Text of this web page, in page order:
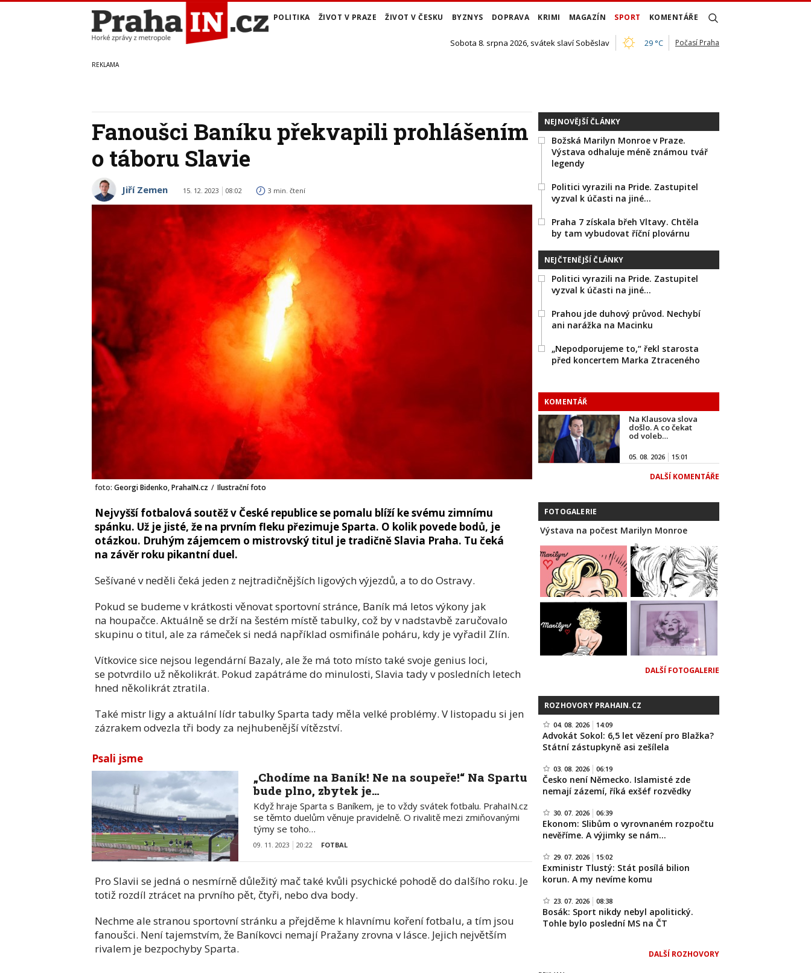
POLITIKA ŽIVOT V PRAZE ŽIVOT V ČESKU BYZNYS DOPRAVA KRIMI MAGAZÍN SPORT KOMENTÁŘE
Sobota 8. srpna 2026, svátek slaví Soběslav 29 °C Počasí Praha
Fanoušci Baníku překvapili prohlášením
o táboru Slavie
Jiří Zemen 15. 12. 2023 08:02 3 min. čtení
foto: Georgi Bidenko, PrahaIN.cz / Ilustrační foto
Nejvyšší fotbalová soutěž v České republice se pomalu blíží ke svému zimnímu
spánku. Už je jisté, že na prvním fleku přezimuje Sparta. O kolik povede bodů, je
otázkou. Druhým zájemcem o mistrovský titul je tradičně Slavia Praha. Tu čeká
na závěr roku pikantní duel.
Sešívané v neděli čeká jeden z nejtradičnějších ligových výjezdů, a to do Ostravy.
Pokud se budeme v krátkosti věnovat sportovní stránce, Baník má letos výkony jak
na houpačce. Aktuálně se drží na šestém místě tabulky, což by v nadstavbě zaručovalo
skupinu o titul, ale za rámeček si nedá například osmifinále poháru, kdy je vyřadil Zlín.
Vítkovice sice nejsou legendární Bazaly, ale že má toto místo také svoje genius loci,
se potvrdilo už několikrát. Pokud zapátráme do minulosti, Slavia tady v posledních letech
hned několikrát ztratila.
Také mistr ligy a aktuální lídr tabulky Sparta tady měla velké problémy. V listopadu si jen
zázrakem odvezla tři body za nejhubenější vítězství.
Psali jsme
„Chodíme na Baník! Ne na soupeře!“ Na Spartu
bude plno, zbytek je…
Když hraje Sparta s Baníkem, je to vždy svátek fotbalu. PrahaIN.cz
se těmto duelům věnuje pravidelně. O rivalitě mezi zmiňovanými
týmy se toho…
09. 11. 2023 20:22 FOTBAL
Pro Slavii se jedná o nesmírně důležitý mač také kvůli psychické pohodě do dalšího roku. Je
totiž rozdíl ztrácet na prvního pět, čtyři, nebo dva body.
Nechme ale stranou sportovní stránku a přejděme k hlavnímu koření fotbalu, a tím jsou
fanoušci. Není tajemstvím, že Baníkovci nemají Pražany zrovna v lásce. Jejich největším
rivalem je bezpochyby Sparta.
NEJNOVĚJŠÍ ČLÁNKY
Božská Marilyn Monroe v Praze.
Výstava odhaluje méně známou tvář
legendy
Politici vyrazili na Pride. Zastupitel
vyzval k účasti na jiné…
Praha 7 získala břeh Vltavy. Chtěla
by tam vybudovat říční plovárnu
NEJČTENĚJŠÍ ČLÁNKY
Politici vyrazili na Pride. Zastupitel
vyzval k účasti na jiné…
Prahou jde duhový průvod. Nechybí
ani narážka na Macinku
„Nepodporujeme to,“ řekl starosta
před koncertem Marka Ztraceného
KOMENTÁŘ
Na Klausova slova
došlo. A co čekat
od voleb…
05. 08. 2026 15:01
DALŠÍ KOMENTÁŘE
FOTOGALERIE
Výstava na počest Marilyn Monroe
DALŠÍ FOTOGALERIE
ROZHOVORY PRAHAIN.CZ
04. 08. 2026 14:09
Advokát Sokol: 6,5 let vězení pro Blažka?
Státní zástupkyně asi zešílela
03. 08. 2026 06:19
Česko není Německo. Islamisté zde
nemají zázemí, říká exšéf rozvědky
30. 07. 2026 06:39
Ekonom: Slibům o vyrovnaném rozpočtu
nevěříme. A výjimky se nám…
29. 07. 2026 15:02
Exministr Tlustý: Stát posílá bilion
korun. A my nevíme komu
23. 07. 2026 08:38
Bosák: Sport nikdy nebyl apolitický.
Tohle bylo poslední MS na ČT
DALŠÍ ROZHOVORY